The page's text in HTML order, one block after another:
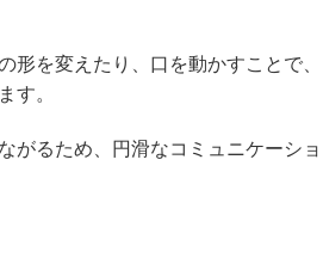
形を変えたり、口を動かすことで、
す。
がるため、円滑なコミュニケーショ